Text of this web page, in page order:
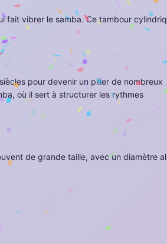
fait vibrer le samba. Ce tambour
pour devenir un pilier de nombreux
où il sert à structurer les rythmes
de grande taille, avec un diamètre